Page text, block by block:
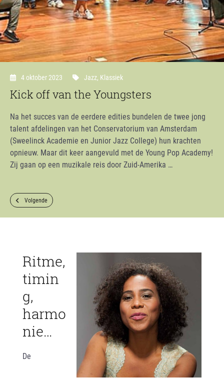
4 oktober 2023 Jazz, Klassiek
Kick off van the Youngsters
Na het succes van de eerdere edities bundelen de twee jong
talent afdelingen van het Conservatorium van Amsterdam
(Sweelinck Academie en Junior Jazz College) hun krachten
opnieuw. Maar dit keer aangevuld met de Young Pop Academy!
Zij gaan op een muzikale reis door Zuid-Amerika …
Volgende
Ritme,
timin
g,
harmo
nie…
De